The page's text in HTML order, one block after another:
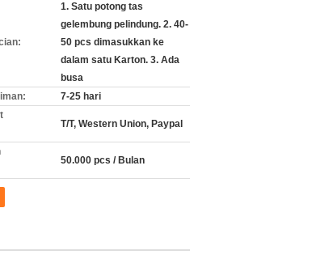
1. Satu potong tas
gelembung pelindung. 2. 40-
50 pcs dimasukkan ke
dalam satu Karton. 3. Ada
busa
7-25 hari
T/T, Western Union, Paypal
50.000 pcs / Bulan